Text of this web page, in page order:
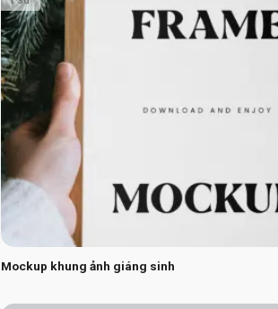
Mockup khung ảnh giáng sinh